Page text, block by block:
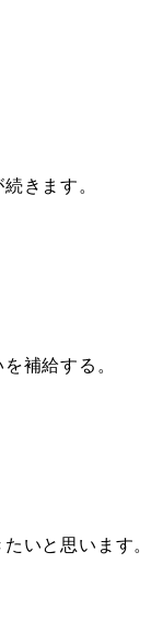
きます。
補給する。
いと思います。